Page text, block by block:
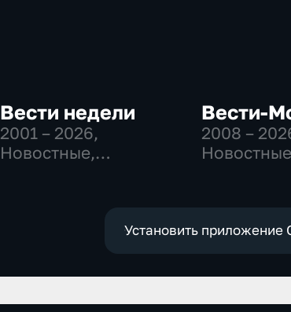
Вести недели
2001 – 2026,
Новостные,
Вести-
2008 –
Установить приложение